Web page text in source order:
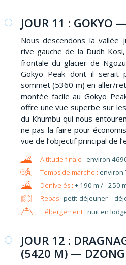
JOUR 11 : GOKYO
Nous descendons la vallée
rive gauche de la Dudh
frontale du glacier de
Gokyo Peak dont il serait
sommet (5360 m) en aller/
montée facile au Gokyo
offre une vue superbe sur
du Khumbu qui nous
ne pas la faire pour
vue de l’objectif principal de
environ
environ
+ 190 m / - 250
Repas : petit-déjeuner –
Hébergement : nuit en
JOUR 12 :
(5420 M) —